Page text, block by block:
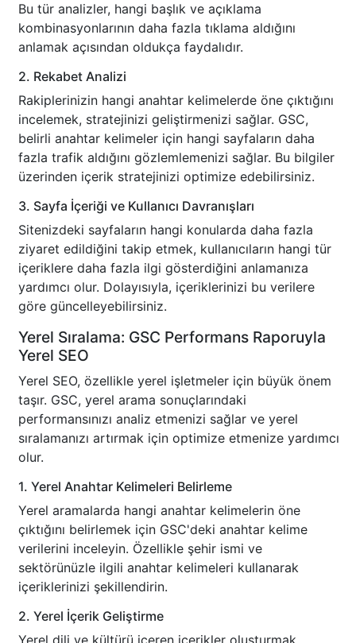
Bu tür analizler, hangi başlık ve açıklama
kombinasyonlarının daha fazla tıklama aldığını
anlamak açısından oldukça faydalıdır.
2. Rekabet Analizi
Rakiplerinizin hangi anahtar kelimelerde öne çıktığını
incelemek, stratejinizi geliştirmenizi sağlar. GSC,
belirli anahtar kelimeler için hangi sayfaların daha
fazla trafik aldığını gözlemlemenizi sağlar. Bu bilgiler
üzerinden içerik stratejinizi optimize edebilirsiniz.
3. Sayfa İçeriği ve Kullanıcı Davranışları
Sitenizdeki sayfaların hangi konularda daha fazla
ziyaret edildiğini takip etmek, kullanıcıların hangi tür
içeriklere daha fazla ilgi gösterdiğini anlamanıza
yardımcı olur. Dolayısıyla, içeriklerinizi bu verilere
göre güncelleyebilirsiniz.
Yerel Sıralama: GSC Performans Raporuyla
Yerel SEO
Yerel SEO, özellikle yerel işletmeler için büyük önem
taşır. GSC, yerel arama sonuçlarındaki
performansınızı analiz etmenizi sağlar ve yerel
sıralamanızı artırmak için optimize etmenize yardımcı
olur.
1. Yerel Anahtar Kelimeleri Belirleme
Yerel aramalarda hangi anahtar kelimelerin öne
çıktığını belirlemek için GSC'deki anahtar kelime
verilerini inceleyin. Özellikle şehir ismi ve
sektörünüzle ilgili anahtar kelimeleri kullanarak
içeriklerinizi şekillendirin.
2. Yerel İçerik Geliştirme